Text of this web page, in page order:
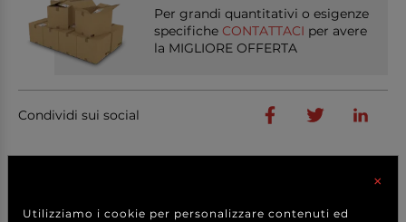
Per grandi quantitativi o esigenze
specifiche CONTATTACI per avere
la MIGLIORE OFFERTA
Condividi sui social
PRODOTTICORRELATI
×
Utilizziamo i cookie per personalizzare contenuti ed